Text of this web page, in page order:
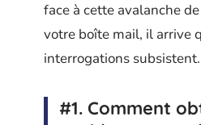
face à cette avalanche
votre boîte mail, il arrive
interrogations
#1. Comment